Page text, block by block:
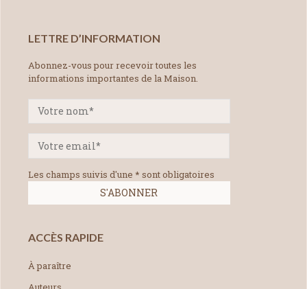
LETTRE D’INFORMATION
Abonnez-vous pour recevoir toutes les
informations importantes de la Maison.
Les champs suivis d'une * sont obligatoires
ACCÈS RAPIDE
À paraître